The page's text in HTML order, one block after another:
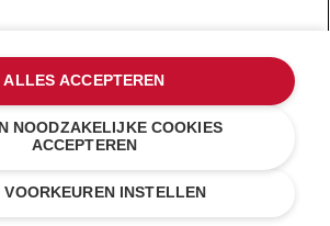
VOORKEUREN INSTELLEN
NOODZAKELIJKE COOKIES
ACCEPTEREN
ALLES ACCEPTEREN